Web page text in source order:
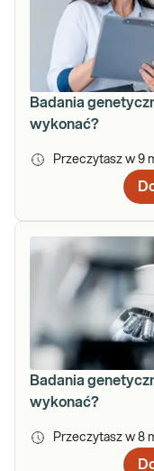
Badania
wykonać?
Przeczytasz w 9
Badania
wykonać?
Przeczytasz w 8